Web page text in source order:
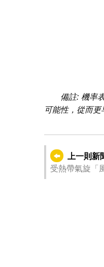
備註: 機率
可能性，從而更
上一則新
受熱帶氣旋「